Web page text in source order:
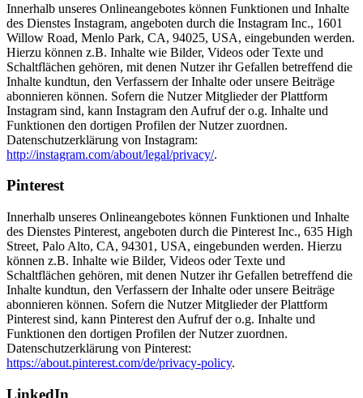
Innerhalb unseres Onlineangebotes können Funktionen und Inhalte
des Dienstes Instagram, angeboten durch die Instagram Inc., 1601
Willow Road, Menlo Park, CA, 94025, USA, eingebunden werden.
Hierzu können z.B. Inhalte wie Bilder, Videos oder Texte und
Schaltflächen gehören, mit denen Nutzer ihr Gefallen betreffend die
Inhalte kundtun, den Verfassern der Inhalte oder unsere Beiträge
abonnieren können. Sofern die Nutzer Mitglieder der Plattform
Instagram sind, kann Instagram den Aufruf der o.g. Inhalte und
Funktionen den dortigen Profilen der Nutzer zuordnen.
Datenschutzerklärung von Instagram:
http://instagram.com/about/legal/privacy/.
Pinterest
Innerhalb unseres Onlineangebotes können Funktionen und Inhalte
des Dienstes Pinterest, angeboten durch die Pinterest Inc., 635 High
Street, Palo Alto, CA, 94301, USA, eingebunden werden. Hierzu
können z.B. Inhalte wie Bilder, Videos oder Texte und
Schaltflächen gehören, mit denen Nutzer ihr Gefallen betreffend die
Inhalte kundtun, den Verfassern der Inhalte oder unsere Beiträge
abonnieren können. Sofern die Nutzer Mitglieder der Plattform
Pinterest sind, kann Pinterest den Aufruf der o.g. Inhalte und
Funktionen den dortigen Profilen der Nutzer zuordnen.
Datenschutzerklärung von Pinterest:
https://about.pinterest.com/de/privacy-policy.
LinkedIn